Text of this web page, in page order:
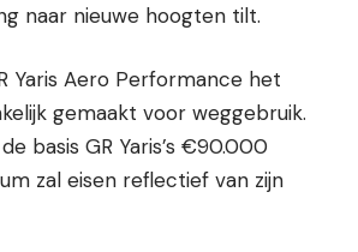
naar nieuwe hoogten tilt.
Yaris Aero Performance het
gemaakt voor weggebruik.
basis GR Yaris’s €90.000
zal eisen reflectief van zijn